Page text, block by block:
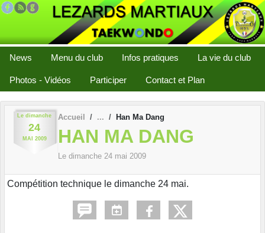
News Menu du club Infos pratiques La vie du club
Photos - Vidéos Participer Contact et Plan
Le dimanche
24
MAI 2009
Accueil Han Ma Dang
HAN MA DANG
Le dimanche 24 mai 2009
Compétition technique le dimanche 24 mai.
Panneau de gestion des cookies